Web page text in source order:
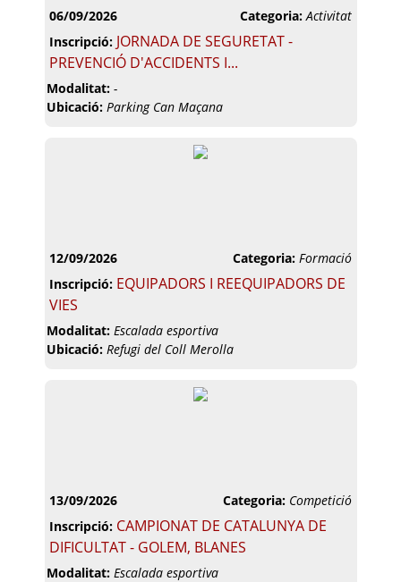
06/09/2026 Categoria: Activitat
Inscripció: JORNADA DE SEGURETAT -
PREVENCIÓ D'ACCIDENTS I...
Modalitat: -
Ubicació: Parking Can Maçana
12/09/2026 Categoria: Formació
Inscripció: EQUIPADORS I REEQUIPADORS DE
VIES
Modalitat: Escalada esportiva
Ubicació: Refugi del Coll Merolla
13/09/2026 Categoria: Competició
Inscripció: CAMPIONAT DE CATALUNYA DE
DIFICULTAT - GOLEM, BLANES
Modalitat: Escalada esportiva